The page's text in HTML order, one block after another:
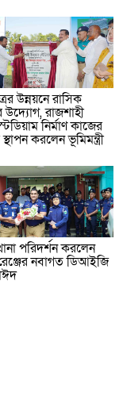
উন্নয়নে রাসিক
উদ্যোগ, রাজশাহী
নির্মাণ কাজের
স্থাপন করলেন ভূমিমন্ত্রী
পরিদর্শন করলেন
নবাগত ডিআইজি